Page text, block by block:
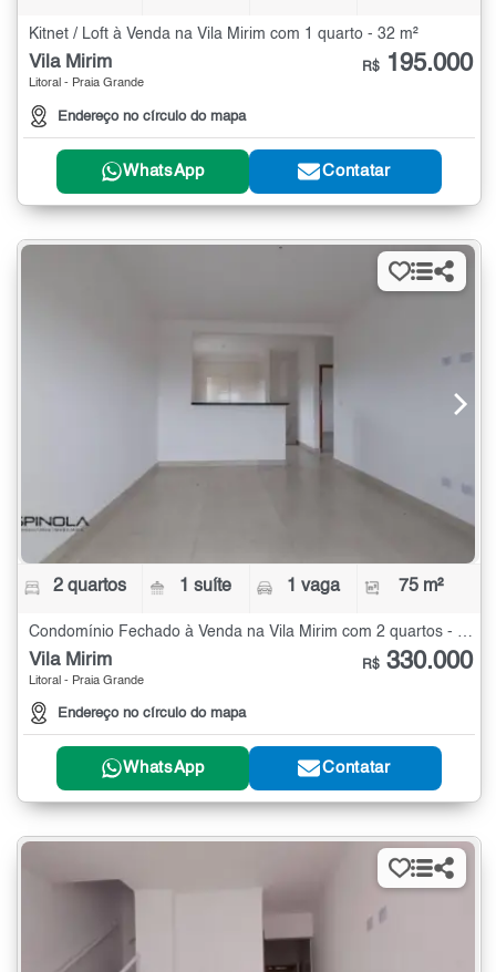
Kitnet / Loft à Venda na Vila Mirim com 1 quarto - 32 m²
Vila Mirim
Litoral - Praia Grande
Endereço no círculo do mapa
R$ 195.000
WhatsApp Contatar
2 quartos 1 suíte 1 vaga 75 m²
Vila Mirim
Litoral - Praia Grande
Endereço no círculo do mapa
R$ 330.000
WhatsApp Contatar